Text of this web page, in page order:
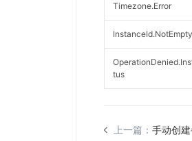
Timezone.Error
InstanceId.NotEmpty
tus
上一篇： 手动创